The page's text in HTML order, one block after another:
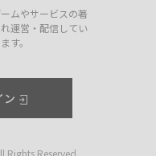
ムやサービスの著
運営・配信してい
す。
ン
Reserved.